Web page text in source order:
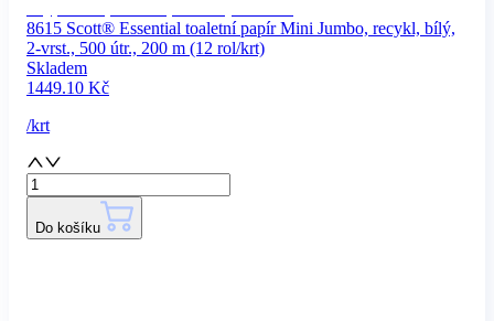
8615 Scott® Essential toaletní papír Mini Jumbo, recykl, bílý,
2-vrst., 500 útr., 200 m (12 rol/krt)
Skladem
1449.10 Kč
/krt
Do košíku